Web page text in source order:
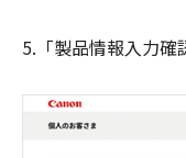
5.「製品情報入力